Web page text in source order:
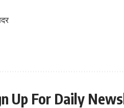
Up For Daily